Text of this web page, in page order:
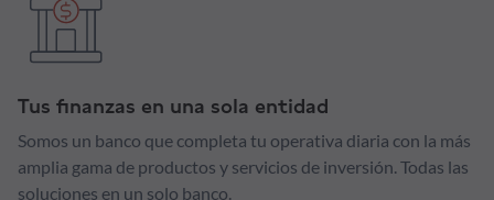
Tus finanzas en una sola entidad
Somos un banco que completa tu operativa diaria con la más
amplia gama de productos y servicios de inversión. Todas las
soluciones en un solo banco.